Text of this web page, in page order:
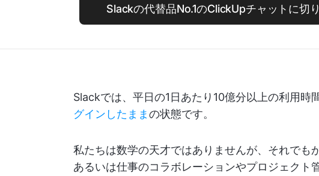
Slackの代替品No.1のClickUpチャットに切
Slackでは、平日の1日あたり10億分以上の利用時
グインしたままの状態です。
私たちは数学の天才ではありませんが、それでも
あるいは仕事のコラボレーションやプロジェクト